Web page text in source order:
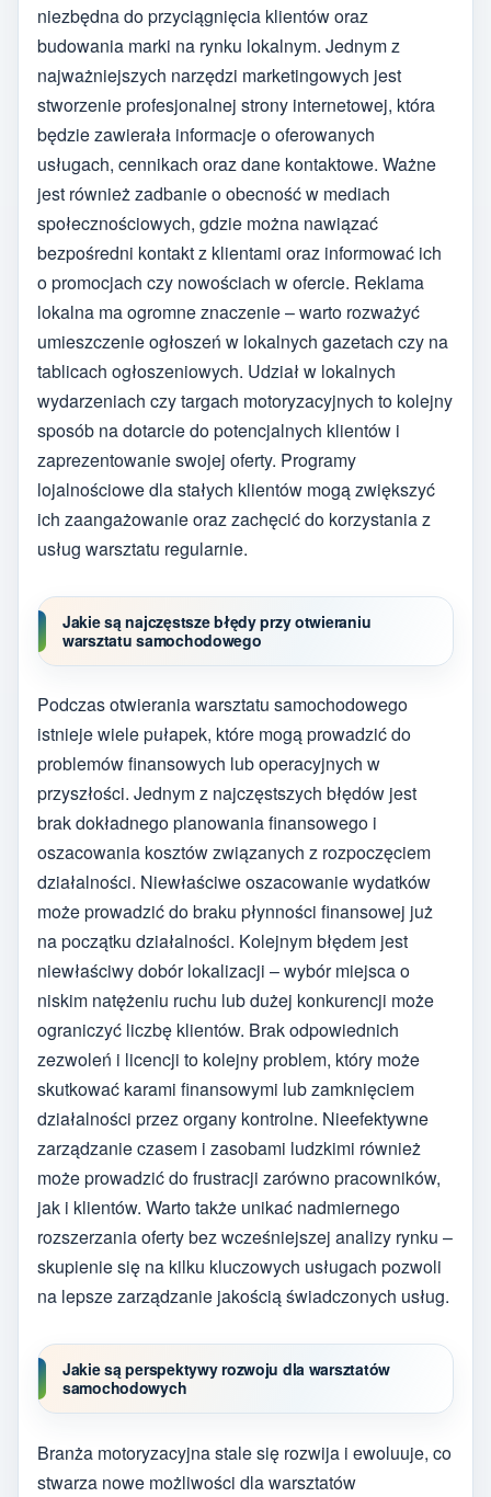
niezbędna do przyciągnięcia klientów oraz
budowania marki na rynku lokalnym. Jednym z
najważniejszych narzędzi marketingowych jest
stworzenie profesjonalnej strony internetowej, która
będzie zawierała informacje o oferowanych
usługach, cennikach oraz dane kontaktowe. Ważne
jest również zadbanie o obecność w mediach
społecznościowych, gdzie można nawiązać
bezpośredni kontakt z klientami oraz informować ich
o promocjach czy nowościach w ofercie. Reklama
lokalna ma ogromne znaczenie – warto rozważyć
umieszczenie ogłoszeń w lokalnych gazetach czy na
tablicach ogłoszeniowych. Udział w lokalnych
wydarzeniach czy targach motoryzacyjnych to kolejny
sposób na dotarcie do potencjalnych klientów i
zaprezentowanie swojej oferty. Programy
lojalnościowe dla stałych klientów mogą zwiększyć
ich zaangażowanie oraz zachęcić do korzystania z
usług warsztatu regularnie.
Jakie są najczęstsze błędy przy otwieraniu
warsztatu samochodowego
Podczas otwierania warsztatu samochodowego
istnieje wiele pułapek, które mogą prowadzić do
problemów finansowych lub operacyjnych w
przyszłości. Jednym z najczęstszych błędów jest
brak dokładnego planowania finansowego i
oszacowania kosztów związanych z rozpoczęciem
działalności. Niewłaściwe oszacowanie wydatków
może prowadzić do braku płynności finansowej już
na początku działalności. Kolejnym błędem jest
niewłaściwy dobór lokalizacji – wybór miejsca o
niskim natężeniu ruchu lub dużej konkurencji może
ograniczyć liczbę klientów. Brak odpowiednich
zezwoleń i licencji to kolejny problem, który może
skutkować karami finansowymi lub zamknięciem
działalności przez organy kontrolne. Nieefektywne
zarządzanie czasem i zasobami ludzkimi również
może prowadzić do frustracji zarówno pracowników,
jak i klientów. Warto także unikać nadmiernego
rozszerzania oferty bez wcześniejszej analizy rynku –
skupienie się na kilku kluczowych usługach pozwoli
na lepsze zarządzanie jakością świadczonych usług.
Jakie są perspektywy rozwoju dla warsztatów
samochodowych
Branża motoryzacyjna stale się rozwija i ewoluuje, co
stwarza nowe możliwości dla warsztatów